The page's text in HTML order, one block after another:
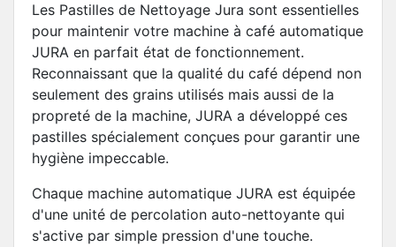
Les Pastilles de Nettoyage Jura sont essentielles
pour maintenir votre machine à café automatique
JURA en parfait état de fonctionnement.
Reconnaissant que la qualité du café dépend non
seulement des grains utilisés mais aussi de la
propreté de la machine, JURA a développé ces
pastilles spécialement conçues pour garantir une
hygiène impeccable.
Chaque machine automatique JURA est équipée
d'une unité de percolation auto-nettoyante qui
s'active par simple pression d'une touche.